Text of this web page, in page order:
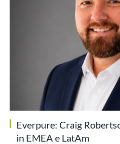
Everpure: Craig
in EMEA e LatAm